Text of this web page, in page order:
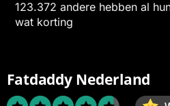
123.372 andere hebben al
wat korting
Fatdaddy Nederland